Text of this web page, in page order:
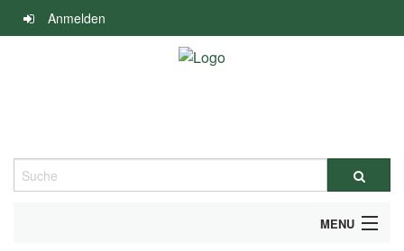
Navigation
überspringen
Anmelden
Suche
MENU